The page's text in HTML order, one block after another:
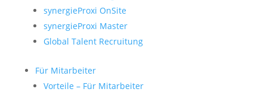
synergieProxi OnSite
synergieProxi Master
Global Talent Recruitung
Für Mitarbeiter
Vorteile – Für Mitarbeiter